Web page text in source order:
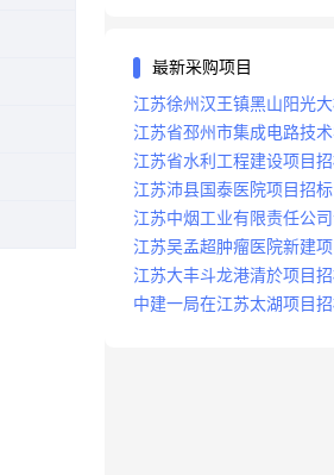
最新采购项目
江苏徐州汉王镇黑山阳光
江苏省邳州市集成电路技
江苏省水利工程建设项目
法
江苏沛县国泰医院项目招标
江苏中烟工业有限责任公
容项目招标
江苏吴孟超肿瘤医院新建
江苏大丰斗龙港清於项目
中建一局在江苏太湖项目